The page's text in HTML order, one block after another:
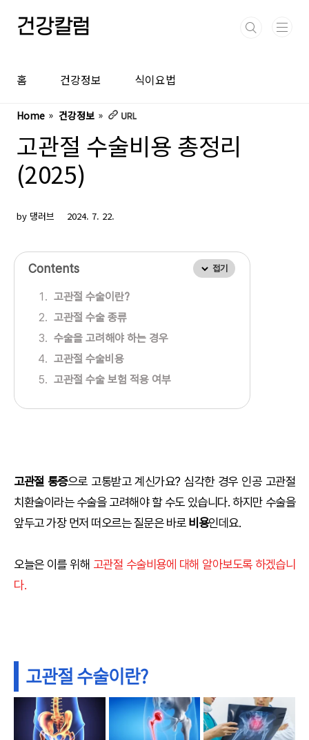
건강칼럼
홈 건강정보 식이요법
Home 건강정보
고관절 수술비용 총정리
(2025)
by 댕러브 2024. 7. 22.
Contents 접기
고관절 수술이란?
고관절 수술 종류
수술을 고려해야 하는 경우
고관절 수술비용
고관절 수술 보험 적용 여부
고관절 통증으로 고통받고 계신가요? 심각한 경우 인공 고관절
치환술이라는 수술을 고려해야 할 수도 있습니다. 하지만 수술을
앞두고 가장 먼저 떠오르는 질문은 바로비용인데요.
오늘은 이를 위해 고관절 수술비용에 대해 알아보도록 하겠습니
다.
고관절 수술이란?